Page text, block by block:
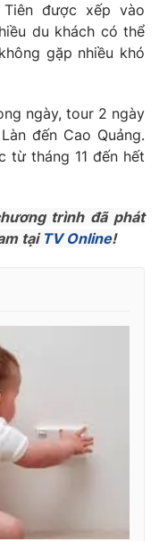
video
thao
được xếp vào
du khách có thể
gặp nhiều khó
ngày, tour 2 ngày
đến Cao Quảng.
từ tháng 11 đến hết
trình đã phát
tại TV Online!